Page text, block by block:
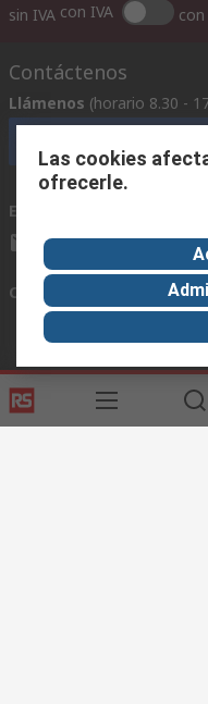
sin IVA con IVA con
Contáctenos
Llámenos (horario 8.30 -
Envíenos un email
ventas@rschile.cl
Conectar con nosotros
Links de ayuda
Las cookies
ofrecerle.